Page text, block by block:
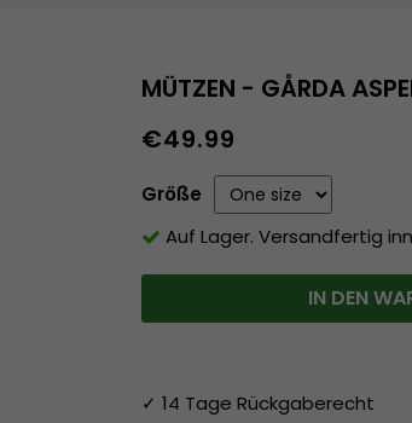
MÜTZEN - GÅRDA
€49.99
Größe
Auf Lager. Versandfertig
IN DEN
✓ 14 Tage Rückgaberecht